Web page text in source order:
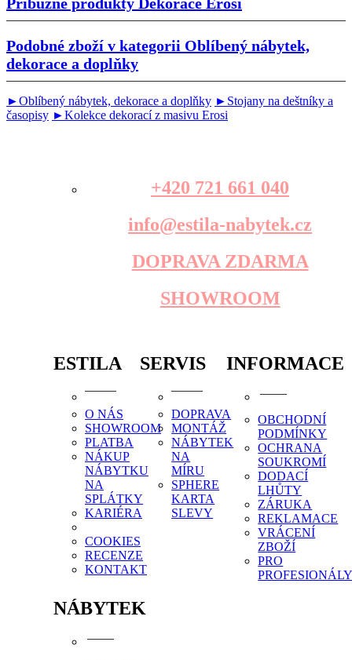
Podobné zboží v kategorii Oblíbený nábytek,
dekorace a doplňky
►Oblíbený nábytek, dekorace a doplňky ►Stojany na deštníky a
časopisy ►Kolekce dekorací z masivu Erosi
+420 721 661 040
info@estila-nabytek.cz
DOPRAVA ZDARMA
SHOWROOM
ESTILA
O NÁS
SHOWROOM
PLATBA
NÁKUP
NÁBYTKU
NA
SPLÁTKY
KARIÉRA
COOKIES
RECENZE
KONTAKT
SERVIS
DOPRAVA
MONTÁŽ
NÁBYTEK
NA
MÍRU
SPHERE
KARTA
SLEVY
INFORMACE
OBCHODNÍ
PODMÍNKY
OCHRANA
SOUKROMÍ
DODACÍ
LHŮTY
ZÁRUKA
REKLAMACE
VRÁCENÍ
ZBOŽÍ
PRO
NÁBYTEK